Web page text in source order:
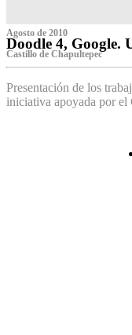
Agosto de 2010
Doodle 4, Google.
Castillo de Chapultepec
Presentación de los
iniciativa apoyada por